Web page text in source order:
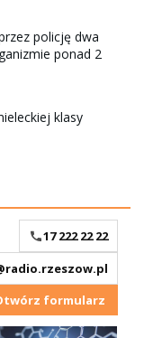
policję dwa
ponad 2
klasy
17 222 22 22
formularz